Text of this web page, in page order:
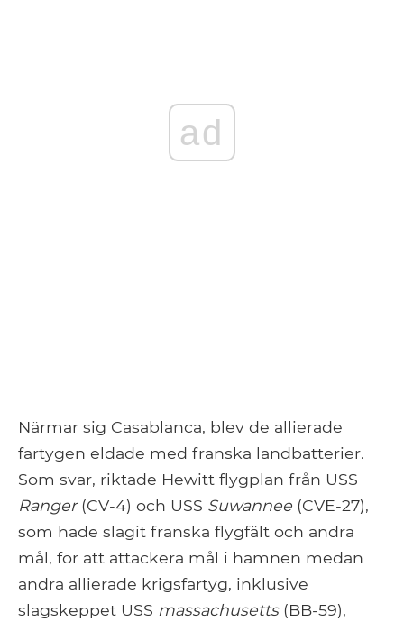
ad
Närmar sig Casablanca, blev de allierade
fartygen eldade med franska landbatterier.
Som svar, riktade Hewitt flygplan från USS
Ranger(CV-4) och USS Suwannee (CVE-27),
som hade slagit franska flygfält och andra
mål, för att attackera mål i hamnen medan
andra allierade krigsfartyg, inklusive
slagskeppet USS massachusetts(BB-59),